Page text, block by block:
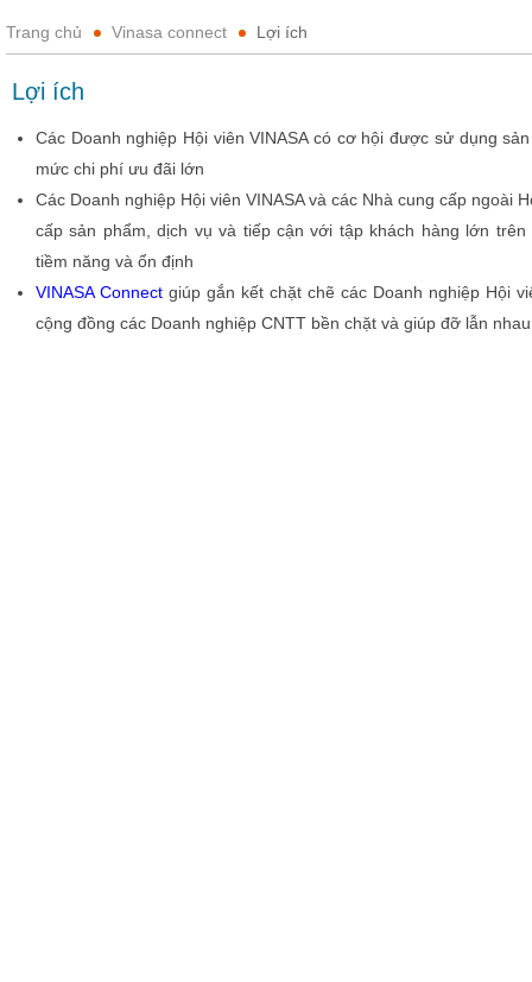
Trang chủ Vinasa connect Lợi ích
Lợi ích
Các Doanh nghiệp Hội viên VINASA có cơ hội được sử dụng
mức chi phí ưu đãi lớn
Các Doanh nghiệp Hội viên VINASA và các Nhà cung cấp ngoài
cấp sản phẩm, dịch vụ và tiếp cận với tập khách hàng lớn
tiềm năng và ổn định
VINASA Connect giúp gắn kết chặt chẽ các Doanh nghiệp Hội
cộng đồng các Doanh nghiệp CNTT bền chặt và giúp đỡ lẫn